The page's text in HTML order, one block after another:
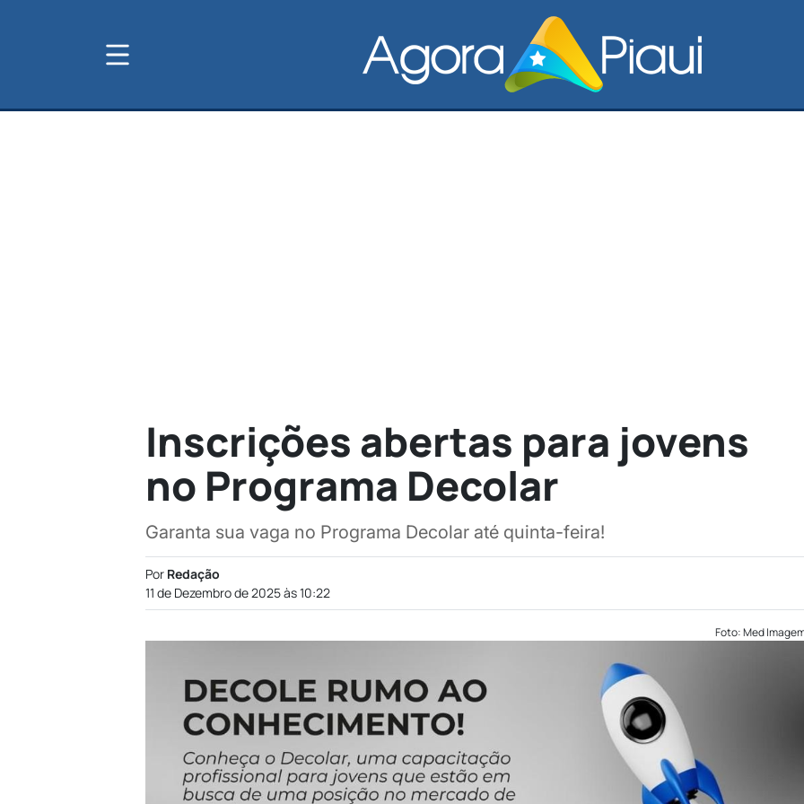
Inscrições abertas para jovens
no Programa Decolar
Garanta sua vaga no Programa Decolar até quinta-feira!
Por Redação
11 de Dezembro de 2025 às 10:22
Foto: Med